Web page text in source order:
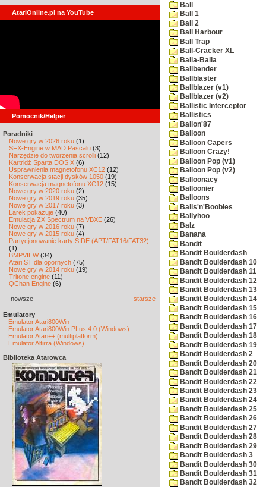
AtariOnline.pl na YouTube
Pomocnik/Helper
Poradniki
Nowe gry w 2026 roku (1)
SFX-Engine w MAD Pascalu (3)
Narzędzie do tworzenia scrolli (12)
Kartridż Sparta DOS X (6)
Usprawnienia magnetofonu XC12 (12)
Konserwacja stacji dysków 1050 (19)
Konserwacja magnetofonu XC12 (15)
Nowe gry w 2020 roku (2)
Nowe gry w 2019 roku (35)
Nowe gry w 2017 roku (3)
Larek pokazuje (40)
Emulacja ZX Spectrum na VBXE (26)
Nowe gry w 2016 roku (7)
Nowe gry w 2015 roku (4)
Partycjonowanie karty SIDE (APT/FAT16/FAT32)
(1)
BMPVIEW(34)
Atari ST dla opornych (75)
Nowe gry w 2014 roku (19)
Tritone engine (11)
QChan Engine (6)
nowsze starsze
Emulatory
Emulator Atari800Win
Emulator Atari800Win PLus 4.0 (Windows)
Emulator Atari++ (multiplatform)
Emulator Altirra (Windows)
Biblioteka Atarowca
Ball
Ball 1
Ball 2
Ball Harbour
Ball Trap
Ball-Cracker XL
Balla-Balla
Ballbender
Ballblaster
Ballblazer (v1)
Ballblazer (v2)
Ballistic Interceptor
Ballistics
Ballon'87
Balloon
Balloon Capers
Balloon Crazy!
Balloon Pop (v1)
Balloon Pop (v2)
Balloonacy
Balloonier
Balloons
Balls'n'Boobies
Ballyhoo
Balz
Banana
Bandit
Bandit Boulderdash
Bandit Boulderdash 10
Bandit Boulderdash 11
Bandit Boulderdash 12
Bandit Boulderdash 13
Bandit Boulderdash 14
Bandit Boulderdash 15
Bandit Boulderdash 16
Bandit Boulderdash 17
Bandit Boulderdash 18
Bandit Boulderdash 19
Bandit Boulderdash 2
Bandit Boulderdash 20
Bandit Boulderdash 21
Bandit Boulderdash 22
Bandit Boulderdash 23
Bandit Boulderdash 24
Bandit Boulderdash 25
Bandit Boulderdash 26
Bandit Boulderdash 27
Bandit Boulderdash 28
Bandit Boulderdash 29
Bandit Boulderdash 3
Bandit Boulderdash 30
Bandit Boulderdash 31
Bandit Boulderdash 32